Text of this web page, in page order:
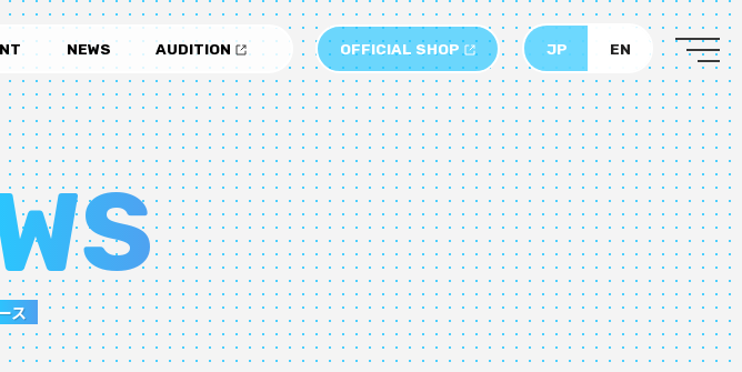
NEWS AUDITION OFFICIAL SHOP EN
JP
ス